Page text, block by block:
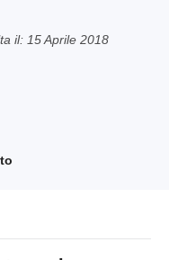
il: 15 Aprile 2018